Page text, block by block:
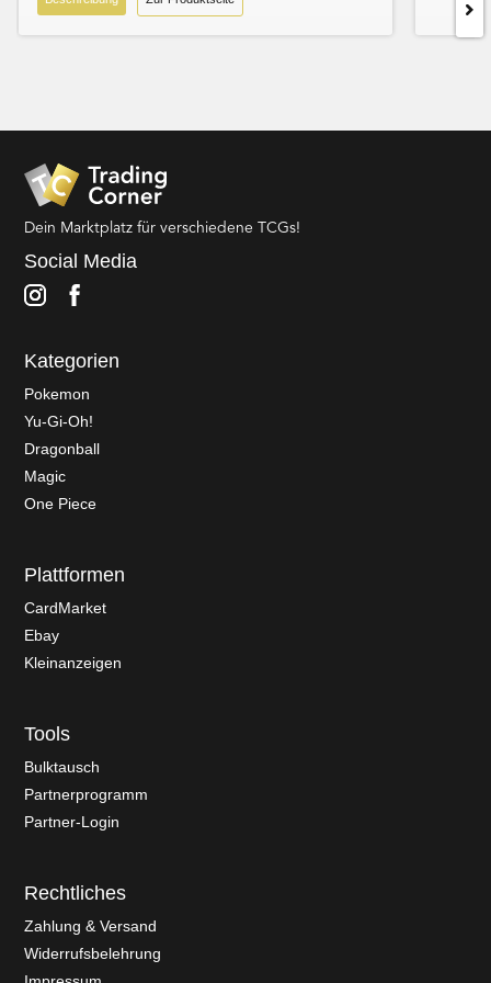
Dein Marktplatz für verschiedene TCGs!
Social Media
Kategorien
Pokemon
Yu-Gi-Oh!
Dragonball
Magic
One Piece
Plattformen
CardMarket
Ebay
Kleinanzeigen
Tools
Bulktausch
Partnerprogramm
Partner-Login
Rechtliches
Zahlung & Versand
Widerrufsbelehrung